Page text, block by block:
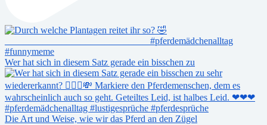
Wer hat sich in diesem Satz gerade ein bisschen zu
Die Art und Weise, wie wir das Pferd an den Zügel